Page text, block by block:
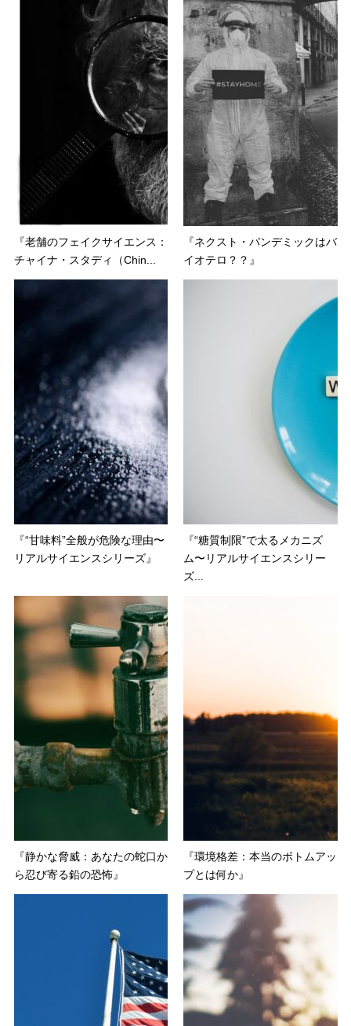
『老舗のフェイクサイエンス：
チャイナ・スタディ（Chin...
『ネクスト・パンデミックはバ
イオテロ？？』
『“甘味料”全般が危険な理由〜
リアルサイエンスシリーズ』
『“糖質制限”で太るメカニズ
ム〜リアルサイエンスシリー
ズ...
『静かな脅威：あなたの蛇口か
ら忍び寄る鉛の恐怖』
『環境格差：本当のボトムアッ
プとは何か』